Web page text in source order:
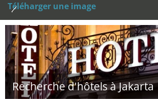
Téléharger une image
Recherche d'hôtels à Jakarta